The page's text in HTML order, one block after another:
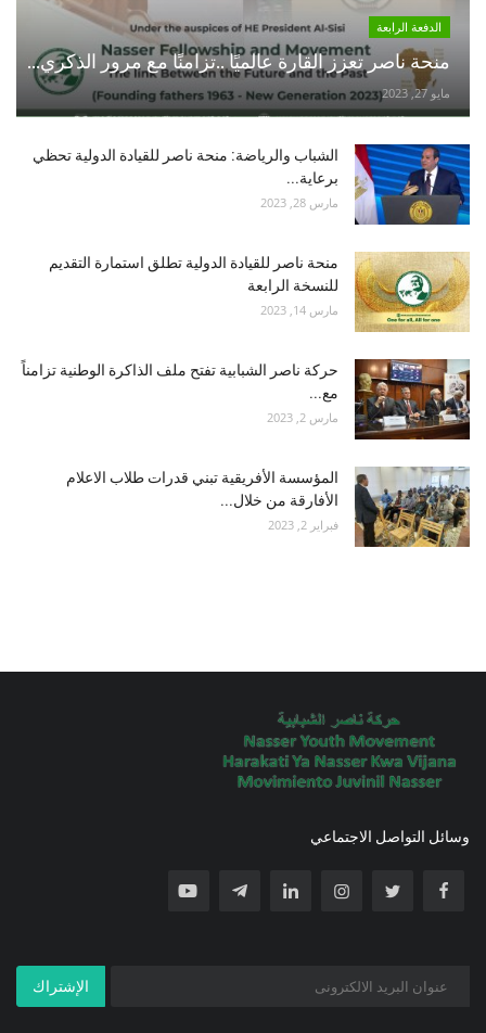
الدفعة الرابعة
منحة ناصر تعزز القارة عالميًا ..تزامنًا مع مرور الذكري...
مايو 27, 2023
الشباب والرياضة: منحة ناصر للقيادة الدولية تحظي
برعاية...
مارس 28, 2023
منحة ناصر للقيادة الدولية تطلق استمارة التقديم
للنسخة الرابعة
مارس 14, 2023
حركة ناصر الشبابية تفتح ملف الذاكرة الوطنية تزامناً
مع...
مارس 2, 2023
المؤسسة الأفريقية تبني قدرات طلاب الاعلام
الأفارقة من خلال...
فبراير 2, 2023
وسائل التواصل الاجتماعي
الإشتراك